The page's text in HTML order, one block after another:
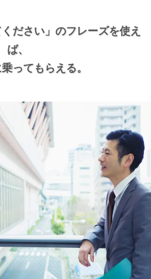
ださい」のフレーズを使え
ば、
ってもらえる。